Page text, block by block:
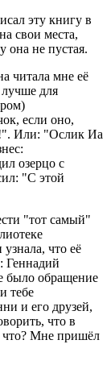
эту книгу в
свои места,
она не пустая.
читала мне её
для
если оно,
Или: "Ослик Иа
озерцо с
"С этой
"тот самый"
что её
Геннадий
было обращение
тебе
и его друзей,
что в
что? Мне пришёл